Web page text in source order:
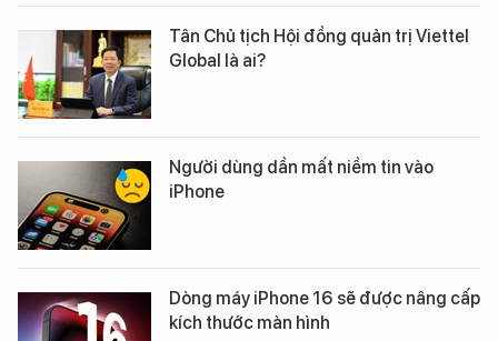
Tân Chủ tịch Hội đồng quản trị Viettel
Global là ai?
Người dùng dần mất niềm tin vào
iPhone
Dòng máy iPhone 16 sẽ được nâng cấp
kích thước màn hình